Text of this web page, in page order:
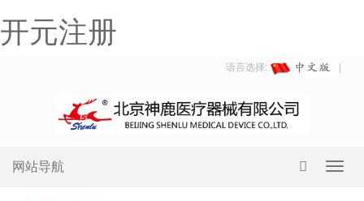
开元注册
语言选择:
网站导航